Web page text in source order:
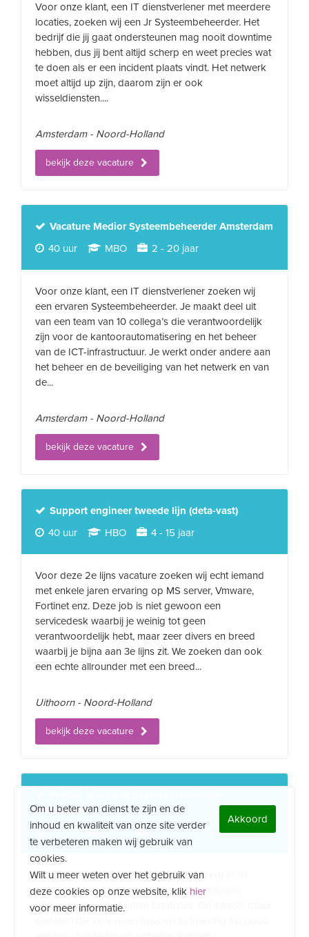
Voor onze klant, een IT dienstverlener met meerdere
locaties, zoeken wij een Jr Systeembeheerder. Het
bedrijf die jij gaat ondersteunen mag nooit downtime
hebben, dus jij bent altijd scherp en weet precies wat
te doen als er een incident plaats vindt. Het netwerk
moet altijd up zijn, daarom zijn er ook
wisseldiensten....
Amsterdam - Noord-Holland
bekijk deze vacature
Vacature Medior Systeembeheerder Amsterdam
40 uur
MBO 2 - 20 jaar
Voor onze klant, een IT dienstverlener zoeken wij
een ervaren Systeembeheerder. Je maakt deel uit
van een team van 10 collega’s die verantwoordelijk
zijn voor de kantoorautomatisering en het beheer
van de ICT-infrastructuur. Je werkt onder andere aan
het beheer en de beveiliging van het netwerk en van
de...
Amsterdam - Noord-Holland
bekijk deze vacature
Support engineer tweede lijn (deta-vast)
40 uur
HBO 4 - 15 jaar
Voor deze 2e lijns vacature zoeken wij echt iemand
met enkele jaren ervaring op MS server, Vmware,
Fortinet enz. Deze job is niet gewoon een
servicedesk waarbij je weinig tot geen
verantwoordelijk hebt, maar zeer divers en breed
waarbij je bijna aan 3e lijns zit. We zoeken dan ook
een echte allrounder met een breed...
Uithoorn - Noord-Holland
bekijk deze vacature
Amstelveen
40 uur
MBO 2 jaar
Dit internationale bedrijf is gespecialiseerd in de
ontwikkeling en beheer van hard- en software
oplossingen voor diverse branches. De infrastructuur
Om u beter van dienst te zijn en de
inhoud en kwaliteit van onze site verder
te verbeteren maken wij gebruik van
cookies.
Wilt u meer weten over het gebruik van
deze cookies op onze website, klik hier
voor meer informatie.
Akkoord